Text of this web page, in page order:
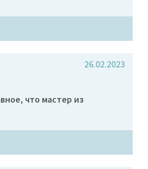
26.02.2023
что мастер из